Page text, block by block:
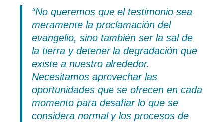
“No queremos que el testimonio sea
meramente la proclamación del
evangelio, sino también ser la sal de
la tierra y detener la degradación que
existe a nuestro alrededor.
Necesitamos aprovechar las
oportunidades que se ofrecen en cada
momento para desafiar lo que se
considera normal y los procesos de